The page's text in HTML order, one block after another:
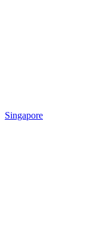
Singapore